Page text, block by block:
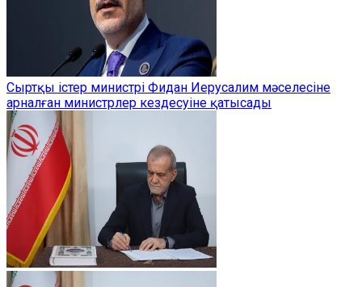
Сыртқы істер министрі Фидан Иерусалим мәселесіне
арналған министрлер кездесуіне қатысады